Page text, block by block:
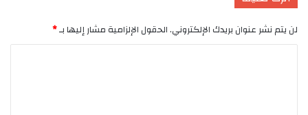
لن يتم نشر عنوان بريدك الإلكتروني.الحقول الإلزامية مشار إليها بـ*